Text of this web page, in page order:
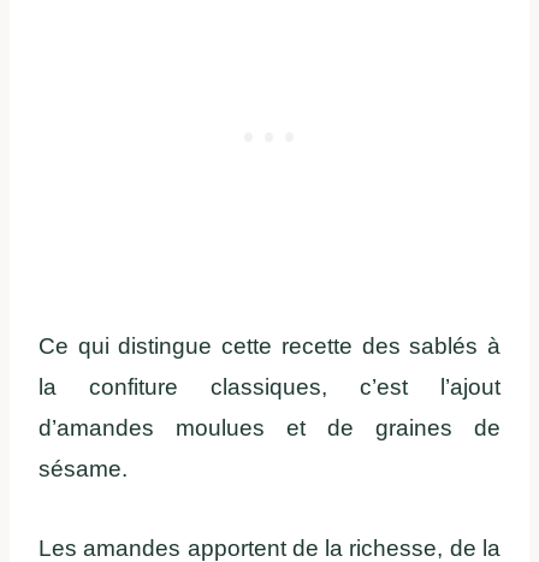
Ce qui distingue cette recette des sablés à
la confiture classiques, c’est l’ajout
d’amandes moulues et de graines de
sésame.
Les amandes apportent de la richesse, de la